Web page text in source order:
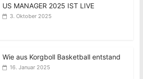
US MANAGER 2025 IST LIVE
3. Oktober 2025
Wie aus Korgboll Basketball entstand
16. Januar 2025